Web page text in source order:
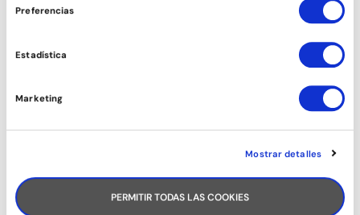
Preferencias
Estadística
Marketing
Mostrar detalles
PERMITIR TODAS LAS COOKIES